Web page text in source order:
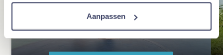
Aanpassen
Aktiv mit der Familie